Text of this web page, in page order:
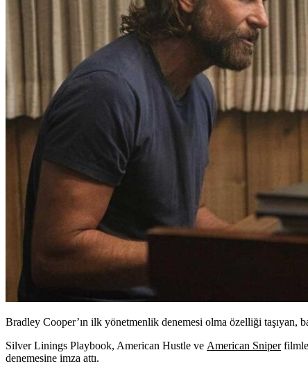
Bradley Cooper’ın ilk yönetmenlik denemesi olma özelliği taşıyan,
Silver Linings Playbook, American Hustle ve American Sniper
denemesine imza attı.